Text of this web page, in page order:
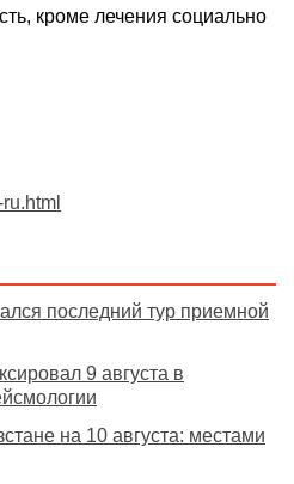
кроме лечения социально
последний тур приемной
9 августа в
на 10 августа: местами